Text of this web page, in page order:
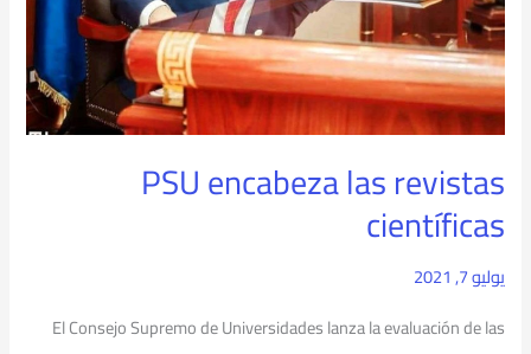
PSU encabeza las revistas
científicas
يوليو 7, 2021
El Consejo Supremo de Universidades lanza la evaluación de las